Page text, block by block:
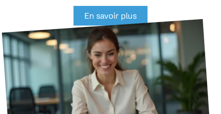
En savoir plus